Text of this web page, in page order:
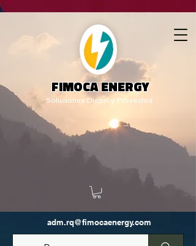
FIMOCA ENERGY
Soluciones Diesel y Proyectos
adm.rq@fimocaenergy.com